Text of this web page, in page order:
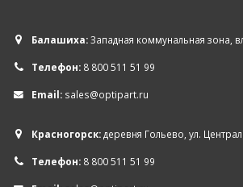
Балашиха:Западная коммунальная зона,
Телефон: 8 800 511 51 99
Email: sales@optipart.ru
Красногорск:деревня Гольево, ул.
Телефон: 8 800 511 51 99